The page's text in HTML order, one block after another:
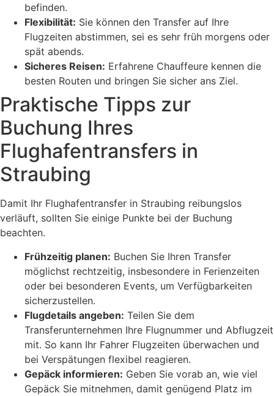
befinden.
Flexibilität: Sie können den Transfer auf Ihre
Flugzeiten abstimmen, sei es sehr früh morgens oder
spät abends.
Sicheres Reisen: Erfahrene Chauffeure kennen die
besten Routen und bringen Sie sicher ans Ziel.
Praktische Tipps zur
Buchung Ihres
Flughafentransfers in
Straubing
Damit Ihr Flughafentransfer in Straubing reibungslos
verläuft, sollten Sie einige Punkte bei der Buchung
beachten.
Frühzeitig planen: Buchen Sie Ihren Transfer
möglichst rechtzeitig, insbesondere in Ferienzeiten
oder bei besonderen Events, um Verfügbarkeiten
sicherzustellen.
Flugdetails angeben: Teilen Sie dem
Transferunternehmen Ihre Flugnummer und Abflugzeit
mit. So kann Ihr Fahrer Flugzeiten überwachen und
bei Verspätungen flexibel reagieren.
Gepäck informieren: Geben Sie vorab an, wie viel
Gepäck Sie mitnehmen, damit genügend Platz im